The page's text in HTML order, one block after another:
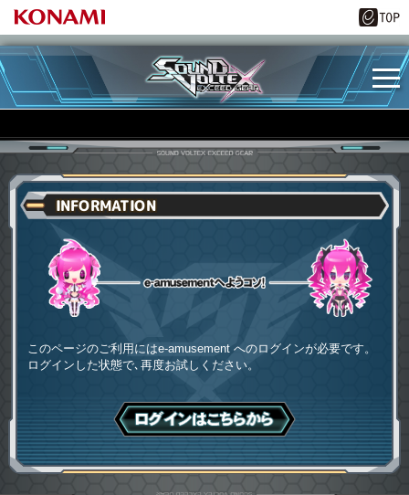
INFORMATION
このページのご利用にはe-amusement へのログインが必要です。
ログインした状態で､再度お試しください。
ログインはこちら